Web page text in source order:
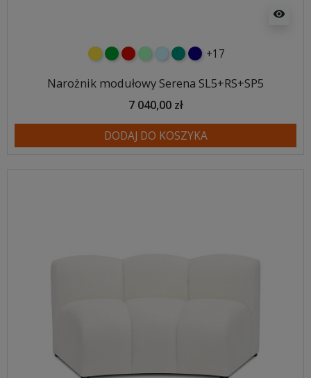
visibility
żółtyzielonyczerwony
miętowybłękitnyturkusowy
granatowy
+17
Narożnik modułowy Serena SL5+RS+SP5
7 040,00 zł
DODAJ DO KOSZYKA